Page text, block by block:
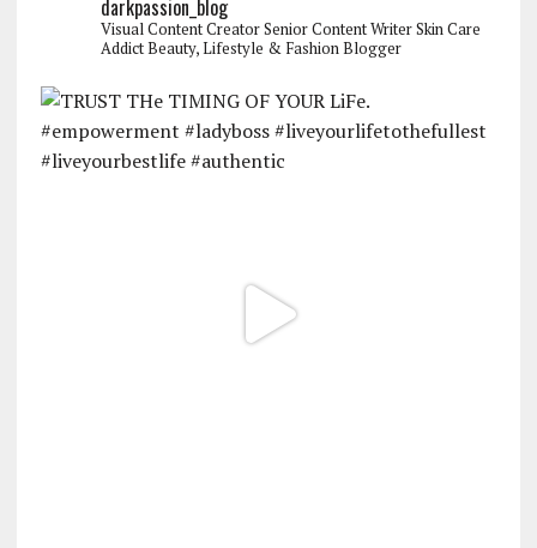
darkpassion_blog
Visual Content CreatorSenior Content WriterSkin Care
AddictBeauty, Lifestyle & Fashion Blogger